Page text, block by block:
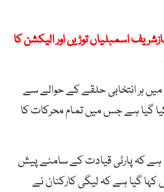
اسمبلیاں توڑیں اور الیکشن کا
ہر انتخابی حلقے کے حوالے سے
گیا ہے جس میں تمام محرکات کا
ہے کہ پارٹی قیادت کے سامنے پیش
کہا گیا ہے کہ لیگی کارکنان نے